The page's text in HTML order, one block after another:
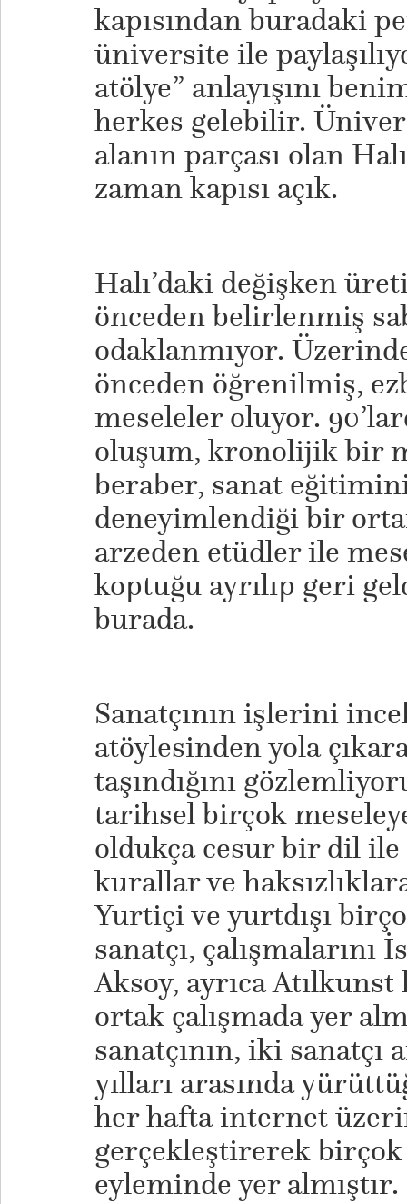
kapısından buradaki
üniversite ile
atölye” anlayışını
herkes gelebilir.
alanın parçası olan
zaman kapısı açık.
Halı’daki değişken
önceden belirlenmiş
odaklanmıyor.
önceden öğrenilmiş,
meseleler oluyor.
oluşum, kronolijik bir
beraber, sanat
deneyimlendiği bir
arzeden etüdler ile
koptuğu ayrılıp geri
burada.
Sanatçının işlerini
atöylesinden yola
taşındığını
tarihsel birçok
oldukça cesur bir dil
kurallar ve
Yurtiçi ve yurtdışı
sanatçı, çalışmalarını
Aksoy, ayrıca
ortak çalışmada yer
sanatçının, iki sanatçı
yılları arasında
her hafta internet
gerçekleştirerek
eyleminde yer almıştır.